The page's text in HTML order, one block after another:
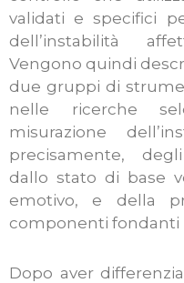
validati e specifici
dell’instabilità
Vengono quindi
due gruppi di
nelle ricerche
misurazione
precisamente,
dallo stato di base
emotivo, e della
componenti fondanti
Dopo aver